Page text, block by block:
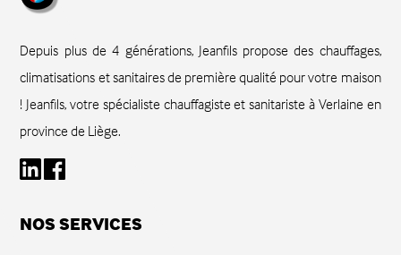
Depuis plus de 4 générations, Jeanfils propose des chauffages,
climatisations et sanitaires de première qualité pour votre maison
! Jeanfils, votre spécialiste chauffagiste et sanitariste à Verlaine en
province de Liège.
NOS SERVICES